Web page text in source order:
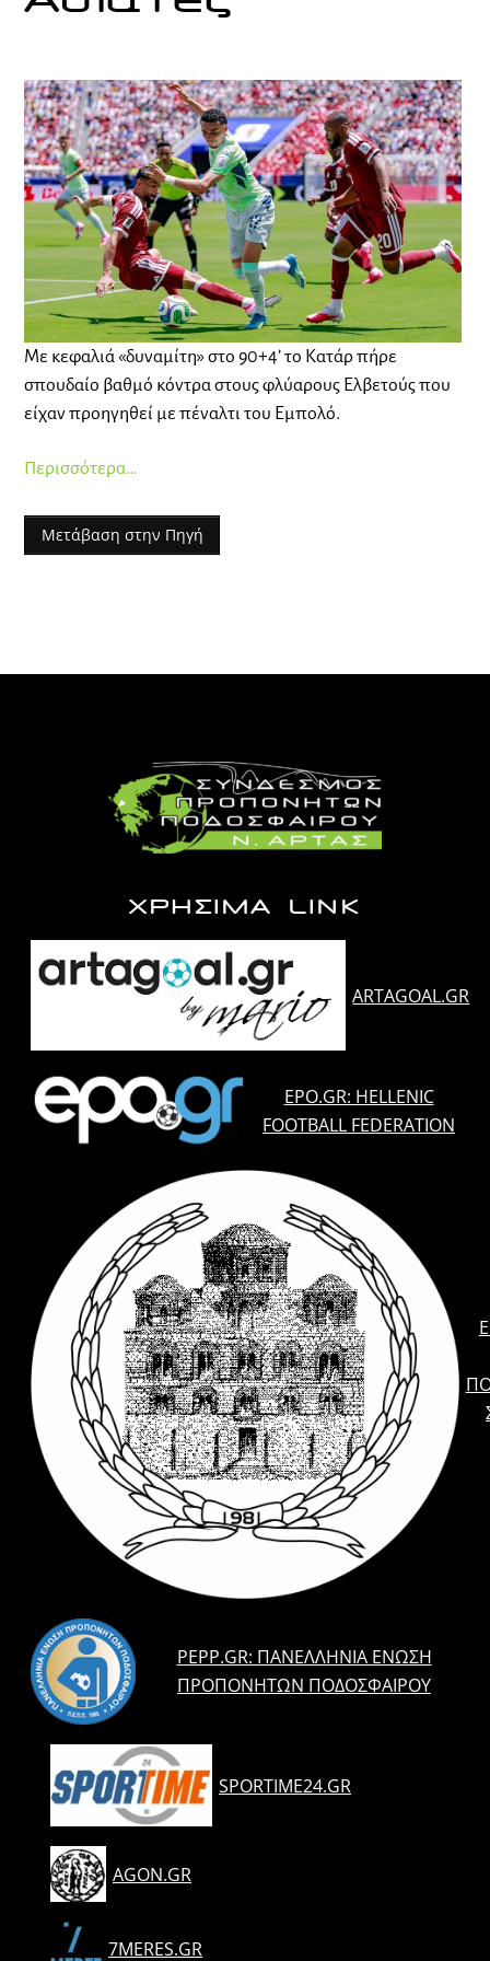
Με κεφαλιά «δυναμίτη» στο 90+4’ το Κατάρ πήρε
σπουδαίο βαθμό κόντρα στους φλύαρους Ελβετούς που
είχαν προηγηθεί με πέναλτι του Εμπολό.
Περισσότερα…
Μετάβαση στην Πηγή
ΧΡΗΣΙΜΑ LINK
ARTAGOAL.GR
EPO.GR: HELLENIC
FOOTBALL FEDERATION
PEPP.GR: ΠΑΝΕΛΛΉΝΙΑ ΈΝΩΣΗ
ΠΡΟΠΟΝΗΤΏΝ ΠΟΔΟΣΦΑΊΡΟΥ
SPORTIME24.GR
AGON.GR
7MERES.GR